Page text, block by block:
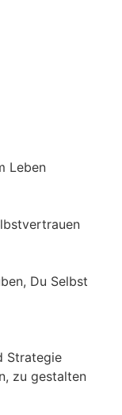
Leben
Du Selbst
Strategie
zu gestalten